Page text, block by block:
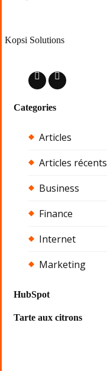
Kopsi Solutions
Categories
Articles
Articles récents
Business
Finance
Internet
Marketing
HubSpot
Tarte aux citrons